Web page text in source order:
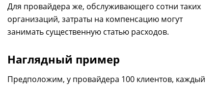
Для провайдера же, обслуживающего сотни таких
организаций, затраты на компенсацию могут
занимать существенную статью расходов.
Наглядный пример
Предположим, у провайдера 100 клиентов, каждый